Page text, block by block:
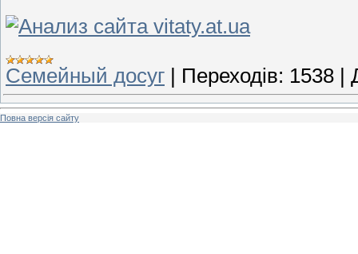
Семейный досуг | Переходів: 1538 |
Повна версія сайту